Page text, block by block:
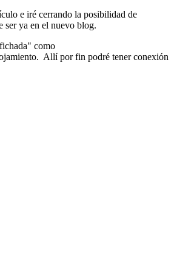
e iré cerrando la posibilidad de
ser ya en el nuevo blog.
como
Allí por fin podré tener conexión